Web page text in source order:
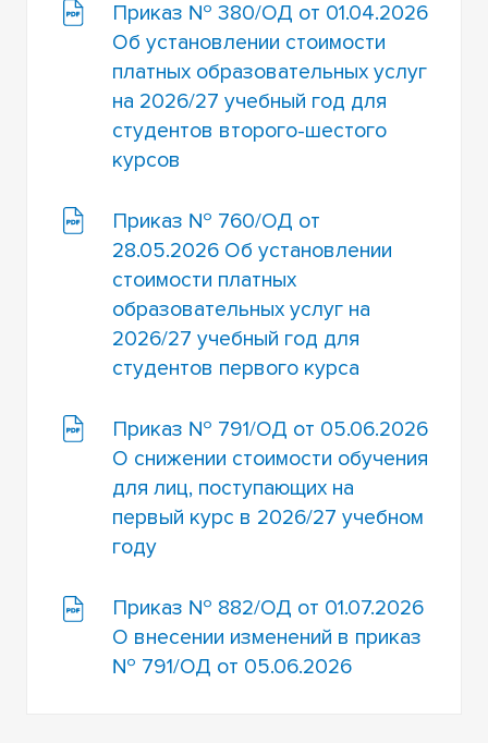
Приказ № 380/ОД от 01.04.2026
Об установлении стоимости
платных образовательных услуг
на 2026/27 учебный год для
студентов второго-шестого
курсов
Приказ № 760/ОД от
28.05.2026 Об установлении
стоимости платных
образовательных услуг на
2026/27 учебный год для
студентов первого курса
Приказ № 791/ОД от 05.06.2026
О снижении стоимости обучения
для лиц, поступающих на
первый курс в 2026/27 учебном
году
Приказ № 882/ОД от 01.07.2026
О внесении изменений в приказ
№ 791/ОД от 05.06.2026